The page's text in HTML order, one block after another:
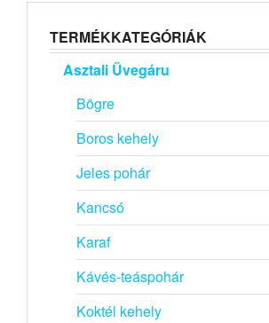
TERMÉKKATEGÓRIÁK
Asztali Üvegáru
Bögre
Boros kehely
Jeles pohár
Kancsó
Karaf
Kávés-teáspohár
Koktél kehely